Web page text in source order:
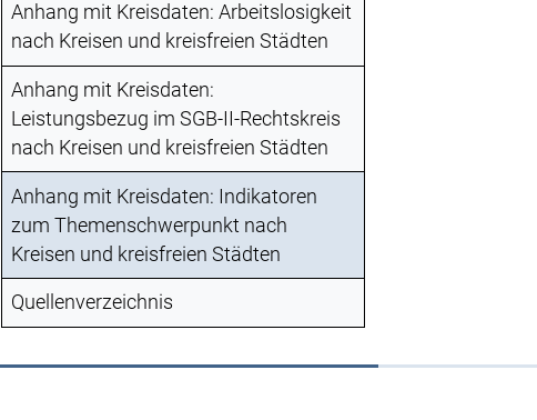
Anhang mit Kreisdaten: Arbeitslosigkeit
nach Kreisen und kreisfreien Städten
Anhang mit Kreisdaten:
Leistungsbezug im SGB-II-Rechtskreis
nach Kreisen und kreisfreien Städten
Anhang mit Kreisdaten: Indikatoren
zum Themenschwerpunkt nach
Kreisen und kreisfreien Städten
Quellenverzeichnis